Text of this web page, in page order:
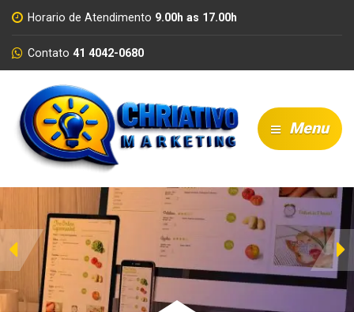
Horario de Atendimento 9.00h as 17.00h
Contato 41 4042-0680
Menu
Anterior